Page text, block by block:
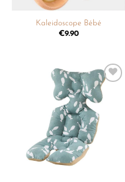
Kaleidoscope Bébé
€9.90
Ajouter
souhaits